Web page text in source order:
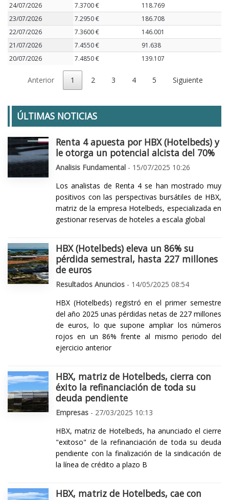
24/07/2026
7.3700 €
118.769
23/07/2026
7.2950 €
186.708
22/07/2026
7.3600 €
146.001
21/07/2026
7.4550 €
91.638
20/07/2026
7.4850 € 139.107
Anterior 1 2 3 4 5 Siguiente
ÚLTIMAS NOTICIAS
Renta 4 apuesta por HBX (Hotelbeds) y
le otorga un potencial alcista del 70%
Analisis Fundamental - 15/07/2025 10:26
Los analistas de Renta 4 se han mostrado muy
positivos con las perspectivas bursátiles de HBX,
matriz de la empresa Hotelbeds, especializada en
gestionar reservas de hoteles a escala global
HBX (Hotelbeds) eleva un 86% su
pérdida semestral, hasta 227 millones
de euros
Resultados Anuncios - 14/05/2025 08:54
HBX (Hotelbeds) registró en el primer semestre
del año 2025 unas pérdidas netas de 227 millones
de euros, lo que supone ampliar los números
rojos en un 86% frente al mismo periodo del
ejercicio anterior
HBX, matriz de Hotelbeds, cierra con
éxito la refinanciación de toda su
deuda pendiente
Empresas - 27/03/2025 10:13
HBX, matriz de Hotelbeds, ha anunciado el cierre
"exitoso" de la refinanciación de toda su deuda
pendiente con la finalización de la sindicación de
la línea de crédito a plazo B
HBX, matriz de Hotelbeds, cae con